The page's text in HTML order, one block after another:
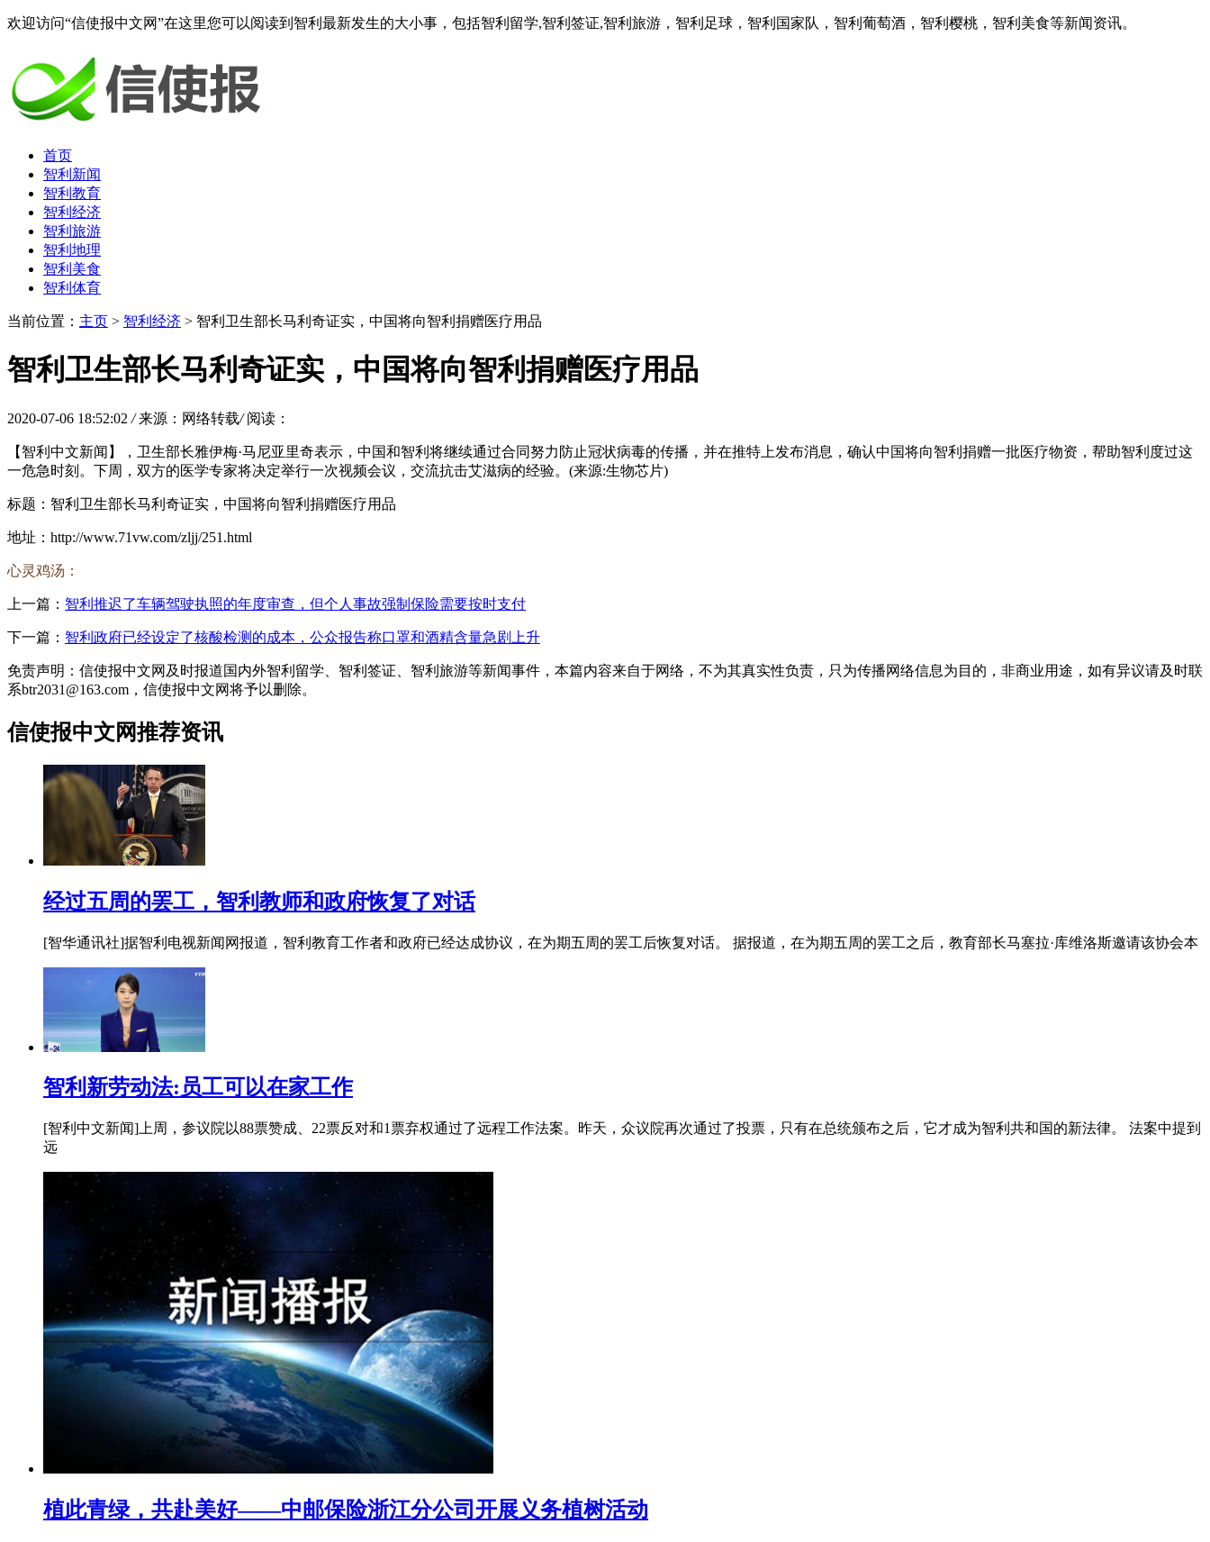
欢迎访问“信使报中文网”在这里您可以阅读到智利最新发生的大小事，包括智利留学,智利签证,智利旅游，智利足球，智利国家队，智利葡萄酒，智利樱桃，智利美食等新闻资讯。
首页
智利新闻
智利教育
智利经济
智利旅游
智利地理
智利美食
智利体育
当前位置： 主页 > 智利经济 > 智利卫生部长马利奇证实，中国将向智利捐赠医疗用品
智利卫生部长马利奇证实，中国将向智利捐赠医疗用品
2020-07-06 18:52:02 / 来源：网络转载/ 阅读：
【智利中文新闻】，卫生部长雅伊梅·马尼亚里奇表示，中国和智利将继续通过合同努力防止冠状病毒的传播，并在推特上发布消息，确认中国将向智利捐赠一批医疗物资，帮助智利度过这
一危急时刻。下周，双方的医学专家将决定举行一次视频会议，交流抗击艾滋病的经验。(来源:生物芯片)
标题：智利卫生部长马利奇证实，中国将向智利捐赠医疗用品
地址：http://www.71vw.com/zljj/251.html
心灵鸡汤：
上一篇： 智利推迟了车辆驾驶执照的年度审查，但个人事故强制保险需要按时支付
下一篇： 智利政府已经设定了核酸检测的成本，公众报告称口罩和酒精含量急剧上升
免责声明：信使报中文网及时报道国内外智利留学、智利签证、智利旅游等新闻事件，本篇内容来自于网络，不为其真实性负责，只为传播网络信息为目的，非商业用途，如有异议请及时联
系btr2031@163.com，信使报中文网将予以删除。
信使报中文网推荐资讯
经过五周的罢工，智利教师和政府恢复了对话
[智华通讯社]据智利电视新闻网报道，智利教育工作者和政府已经达成协议，在为期五周的罢工后恢复对话。 据报道，在为期五周的罢工之后，教育部长马塞拉·库维洛斯邀请该协会本
智利新劳动法:员工可以在家工作
[智利中文新闻]上周，参议院以88票赞成、22票反对和1票弃权通过了远程工作法案。昨天，众议院再次通过了投票，只有在总统颁布之后，它才成为智利共和国的新法律。 法案中提到
远
植此青绿，共赴美好——中邮保险浙江分公司开展义务植树活动